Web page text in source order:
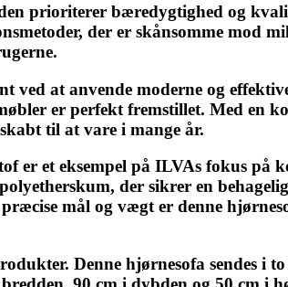
prioriterer bæredygtighed og
der er skånsomme mod
at anvende moderne og
er perfekt fremstillet. Med en
til at vare i mange år.
et eksempel på ILVAs fokus på
der sikrer en
mål og vægt er denne
Denne hjørnesofa sendes i